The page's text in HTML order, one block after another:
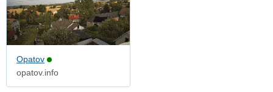
Opatov
opatov.info